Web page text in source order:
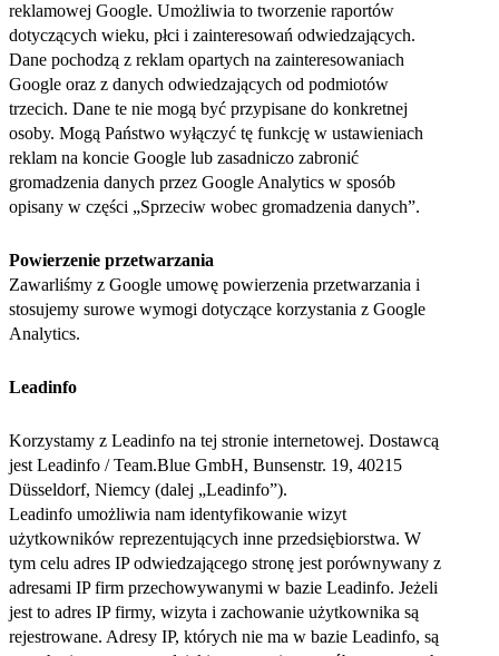
reklamowej Google. Umożliwia to tworzenie raportów
dotyczących wieku, płci i zainteresowań odwiedzających.
Dane pochodzą z reklam opartych na zainteresowaniach
Google oraz z danych odwiedzających od podmiotów
trzecich. Dane te nie mogą być przypisane do konkretnej
osoby. Mogą Państwo wyłączyć tę funkcję w ustawieniach
reklam na koncie Google lub zasadniczo zabronić
gromadzenia danych przez Google Analytics w sposób
opisany w części „Sprzeciw wobec gromadzenia danych”.
Powierzenie przetwarzania
Zawarliśmy z Google umowę powierzenia przetwarzania i
stosujemy surowe wymogi dotyczące korzystania z Google
Analytics.
Leadinfo
Korzystamy z Leadinfo na tej stronie internetowej. Dostawcą
jest Leadinfo / Team.Blue GmbH, Bunsenstr. 19, 40215
Düsseldorf, Niemcy (dalej „Leadinfo”).
Leadinfo umożliwia nam identyfikowanie wizyt
użytkowników reprezentujących inne przedsiębiorstwa. W
tym celu adres IP odwiedzającego stronę jest porównywany z
adresami IP firm przechowywanymi w bazie Leadinfo. Jeżeli
jest to adres IP firmy, wizyta i zachowanie użytkownika są
rejestrowane. Adresy IP, których nie ma w bazie Leadinfo, są